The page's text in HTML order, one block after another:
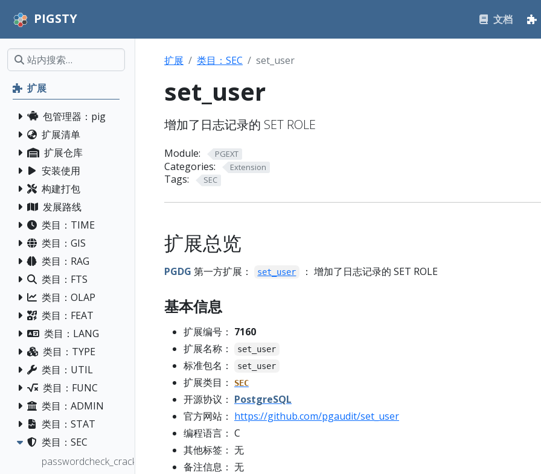
PIGSTY 文档
扩展
包管理器：pig
扩展清单
扩展仓库
安装使用
构建打包
发展路线
类目：TIME
类目：GIS
类目：RAG
类目：FTS
类目：OLAP
类目：FEAT
类目：LANG
类目：TYPE
类目：UTIL
类目：FUNC
类目：ADMIN
类目：STAT
类目：SEC
passwordcheck_cracklib
扩展 类目：SEC set_user
set_user
增加了日志记录的 SET ROLE
Module: PGEXT
Categories: Extension
Tags: SEC
扩展总览
PGDG 第一方扩展： set_user ： 增加了日志记录的 SET ROLE
基本信息
扩展编号： 7160
扩展名称：
set_user
标准包名： set_user
扩展类目： SEC
开源协议： PostgreSQL
官方网站： https://github.com/pgaudit/set_user
编程语言： C
其他标签： 无
备注信息： 无